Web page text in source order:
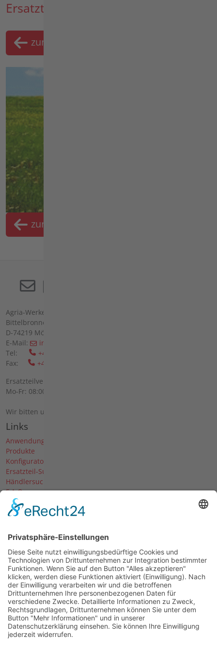
Ersatzteil-Suche
zurück
zurück
Agria-Werke GmbH
Bittelbronner Str. 42
D-74219 Möckmühl
E-Mail:
info(at)agria(dot)de
Tel:
+49 6298 39-0
Fax:
+49 6298 39-111
Ersatzteilverkauf vor Ort:
Mo-Fr: 08:00 - 12:00 Uhr und 13:00 - 16:00 Uhr
Wir bitten um telefonische Anmeldung.
Links
Anwendungen
Produkte
Konfigurator
Ersatzteil-Suche
Händlersuche
F.A.Q.
Downloads
Forum
Unternehmen
Über uns
News
Termine & Messen
Karriere
Historie